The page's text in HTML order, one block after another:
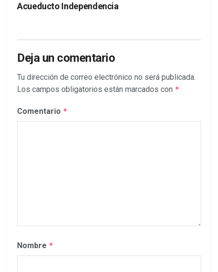
Acueducto Independencia
Deja un comentario
Tu dirección de correo electrónico no será publicada.
Los campos obligatorios están marcados con *
Comentario *
Nombre *